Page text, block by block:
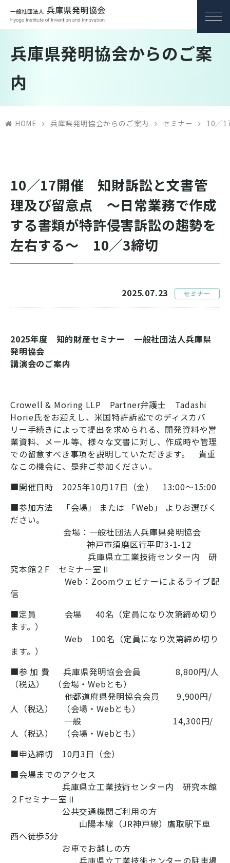
兵庫県発明協会からのご案
内
HOME 兵庫県発明協会からのご案内 セミナー 10／
10／17開催 知財訴訟と文書管
理及び留意点 ～日常業務で作成
する書類が特許侵害訴訟の趨勢を
左右する～ 10／3締切
2025.07.23 セミナー
2025年度 知的財産セミナー 一般社団法人兵庫県
発明協会
講演会のご案内
Crowell & Moring LLP Partner弁護士 Tadashi
Horie氏をお迎えし、米国特許訴訟でのディスカバ
リー手続きによって提出を求められる、開発資料や営
業資料、メール等、様々な文書に対し、作成時や管理
での留意すべき事項を説明していただきます。 貴重
なこの機会に、是非ご参加ください。
■開催日時 2025年10月17日（金） 13:00～15:00
■参加方法 「会場」 または 「Web」 よりお選びく
ださい。
会場：一般社団法人兵庫県発明協会
神戸市須磨区行平町3-1-12
兵庫県立工業技術センター内 研
究本館２F セミナー室Ⅱ
Web：Zoomウェビナーによるライブ配
信
■定員 会場 40名（定員になり次第締め切り
ます。）
Web 100名（定員になり次第締め切り
ます。）
■参 加 費 兵庫県発明協会会員 8,800円/人
（税込） （会場・Webとも）
他都道府県発明協会会員 9,900円/
人（税込） （会場・Webとも）
一般 14,300円/
人（税込） （会場・Webとも）
■申込締切 10月3日（金）
■会場までのアクセス
兵庫県立工業技術センター内 研究本館
２Fセミナー室Ⅱ
公共交通機関ご利用の方
山陽本線（JR神戸線）鷹取駅下車
西へ徒歩5分
お車でお越しの方
兵庫県立工業技術センターの駐車場